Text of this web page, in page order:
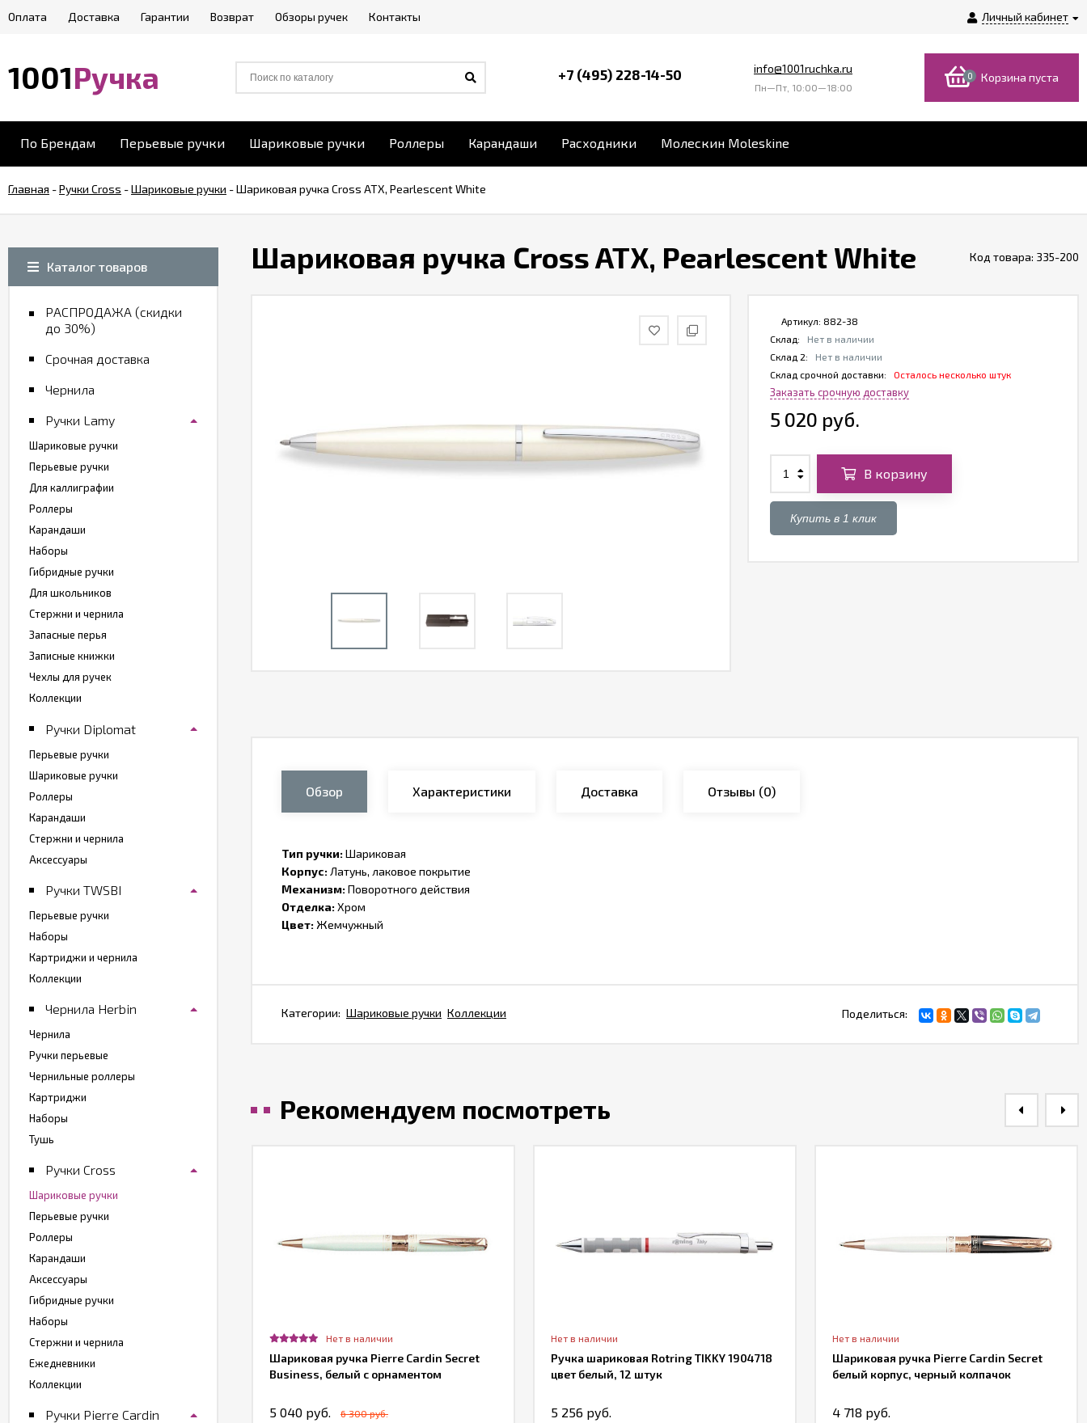
Личный кабинет
Оплата Доставка Гарантии Возврат Обзоры ручек Контакты
1001Ручка +7 (495) 228-14-50 info@1001ruchka.ru
Пн—Пт, 10:00—18:00
0 Корзина пуста
По Брендам Перьевые ручки Шариковые ручки Роллеры Карандаши Расходники Молескин Moleskine
Главная -Ручки Cross -Шариковые ручки -Шариковая ручка Cross ATX, Pearlescent White
Шариковая ручка Cross ATX, Pearlescent White Код товара: 335-200
Артикул: 882-38
Склад:
Нет в наличии
Склад 2:
Нет в наличии
Склад срочной доставки:
Осталось несколько штук
Заказать срочную доставку
5 020 руб.
В корзину
Купить в 1 клик
Обзор Характеристики Доставка Отзывы (0)
Тип ручки:Шариковая
Корпус:Латунь, лаковое покрытие
Механизм:Поворотного действия
Отделка:Хром
Цвет: Жемчужный
Поделиться:
Категории: Шариковые ручки Коллекции
Рекомендуем посмотреть
в наличии
ручка Pierre Cardin Progress
руб.
Нет в наличии
Шариковая ручка Pierre Cardin Secret
Business, белый с орнаментом
5 040 руб. 6 300 руб.
Нет в наличии
Ручка шариковая Rotring TIKKY 1904718
цвет белый, 12 штук
5 256 руб.
Нет в наличии
Шариковая ручка Pierre Cardin Secret
белый корпус, черный колпачок
4 718 руб.
Каталог товаров
РАСПРОДАЖА (скидки
до 30%)
Срочная доставка
Чернила
Ручки Lamy
Шариковые ручки
Перьевые ручки
Для каллиграфии
Роллеры
Карандаши
Наборы
Гибридные ручки
Для школьников
Стержни и чернила
Запасные перья
Записные книжки
Чехлы для ручек
Коллекции
Ручки Diplomat
Перьевые ручки
Шариковые ручки
Роллеры
Карандаши
Стержни и чернила
Аксессуары
Ручки TWSBI
Перьевые ручки
Наборы
Картриджи и чернила
Коллекции
Чернила Herbin
Чернила
Ручки перьевые
Чернильные роллеры
Картриджи
Наборы
Тушь
Ручки Cross
Шариковые ручки
Перьевые ручки
Роллеры
Карандаши
Аксессуары
Гибридные ручки
Наборы
Стержни и чернила
Ежедневники
Коллекции
Ручки Pierre Cardin